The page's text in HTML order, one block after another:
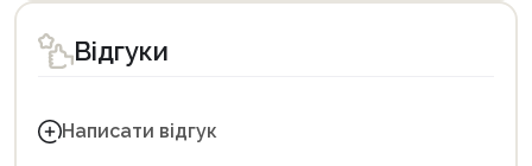
Відгуки
Написати відгук